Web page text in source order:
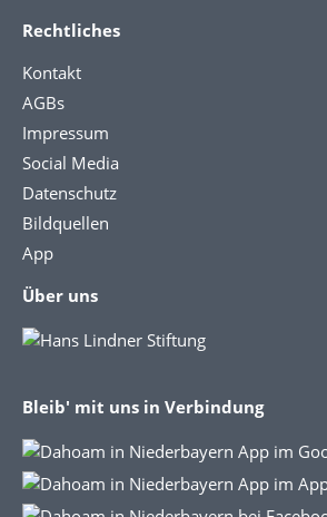
Rechtliches
Kontakt
AGBs
Impressum
Social Media
Datenschutz
Bildquellen
App
Über uns
Bleib' mit uns in Verbindung